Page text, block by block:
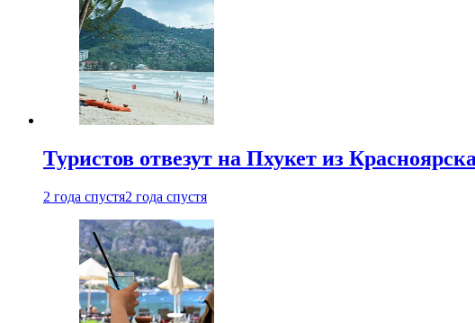
Туристов отвезут на Пхукет из
2 года спустя2 года спустя